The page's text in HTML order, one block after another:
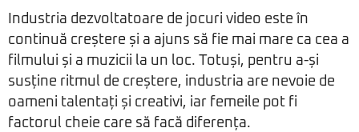
Industria dezvoltatoare de jocuri video este în
continuă creștere și a ajuns să fie mai mare ca cea a
filmului și a muzicii la un loc. Totuși, pentru a-și
susține ritmul de creștere, industria are nevoie de
oameni talentați și creativi, iar femeile pot fi
factorul cheie care să facă diferența.